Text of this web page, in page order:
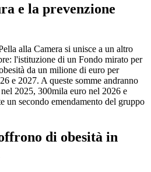
e la prevenzione
alla Camera si unisce a un altro
l'istituzione di un Fondo mirato per
da un milione di euro per
e 2027. A queste somme andranno
2025, 300mila euro nel 2026 e
un secondo emendamento del gruppo
di obesità in